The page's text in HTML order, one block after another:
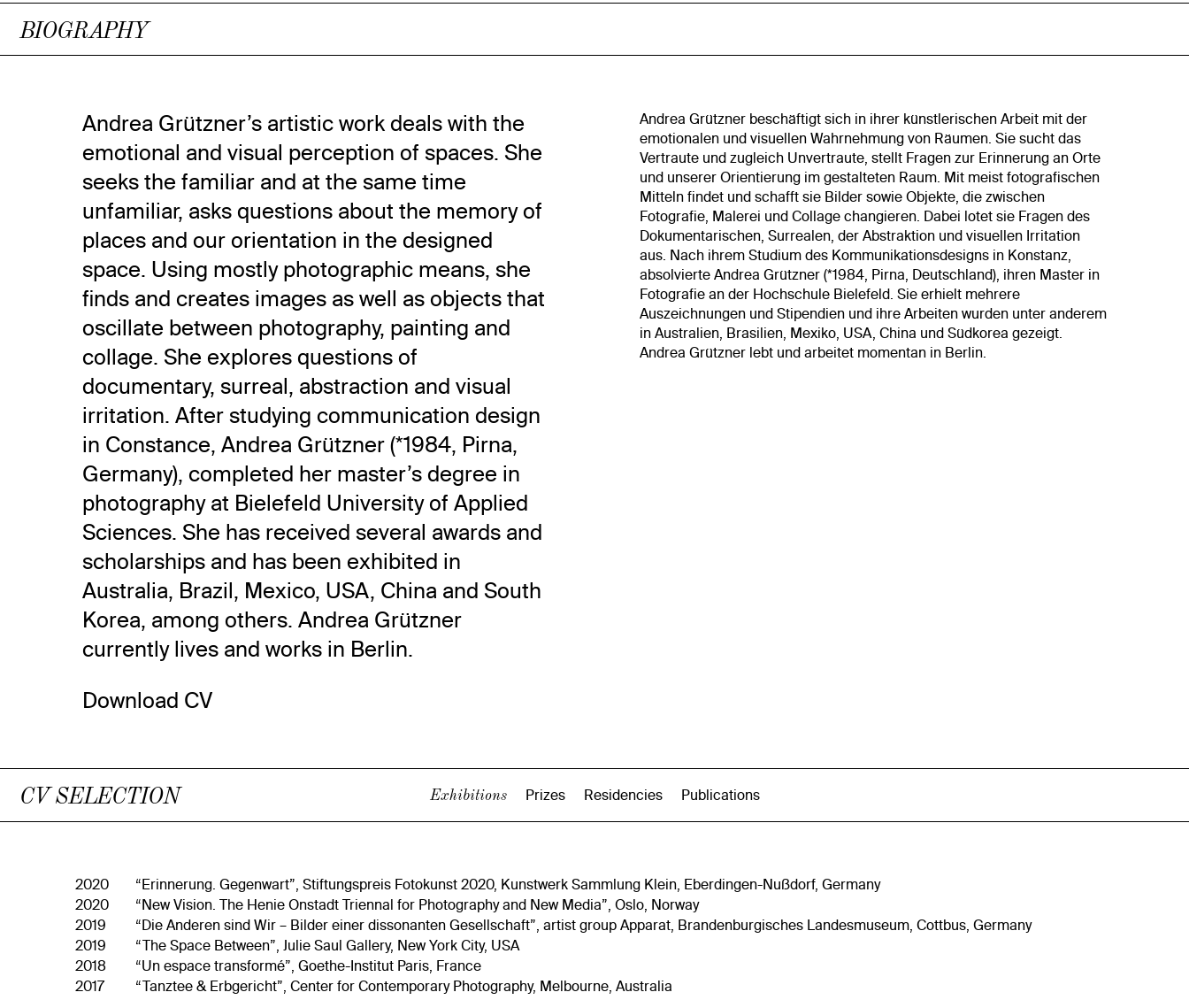
BIOGRAPHY
Andrea Grützner’s artistic work deals with the
emotional and visual perception of spaces. She
seeks the familiar and at the same time
unfamiliar, asks questions about the memory of
places and our orientation in the designed
space. Using mostly photographic means, she
finds and creates images as well as objects that
oscillate between photography, painting and
collage. She explores questions of
documentary, surreal, abstraction and visual
irritation. After studying communication design
in Constance, Andrea Grützner (*1984, Pirna,
Germany), completed her master’s degree in
photography at Bielefeld University of Applied
Sciences. She has received several awards and
scholarships and has been exhibited in
Australia, Brazil, Mexico, USA, China and South
Korea, among others. Andrea Grützner
currently lives and works in Berlin.
Download CV
Andrea Grützner beschäftigt sich in ihrer künstlerischen Arbeit mit der
emotionalen und visuellen Wahrnehmung von Räumen. Sie sucht das
Vertraute und zugleich Unvertraute, stellt Fragen zur Erinnerung an Orte
und unserer Orientierung im gestalteten Raum. Mit meist fotografischen
Mitteln findet und schafft sie Bilder sowie Objekte, die zwischen
Fotografie, Malerei und Collage changieren. Dabei lotet sie Fragen des
Dokumentarischen, Surrealen, der Abstraktion und visuellen Irritation
aus. Nach ihrem Studium des Kommunikationsdesigns in Konstanz,
absolvierte Andrea Grützner (*1984, Pirna, Deutschland), ihren Master in
Fotografie an der Hochschule Bielefeld. Sie erhielt mehrere
Auszeichnungen und Stipendien und ihre Arbeiten wurden unter anderem
in Australien, Brasilien, Mexiko, USA, China und Südkorea gezeigt.
Andrea Grützner lebt und arbeitet momentan in Berlin.
CV SELECTION Exhibitions Prizes Residencies Publications
2020
“Erinnerung. Gegenwart”, Stiftungspreis Fotokunst 2020, Kunstwerk Sammlung Klein, Eberdingen-Nußdorf, Germany
2020
“New Vision. The Henie Onstadt Triennal for Photography and New Media”, Oslo, Norway
2019
“Die Anderen sind Wir – Bilder einer dissonanten Gesellschaft”, artist group Apparat, Brandenburgisches Landesmuseum, Cottbus, Germany
2019
“The Space Between”, Julie Saul Gallery, New York City, USA
2018
“Un espace transformé”, Goethe-Institut Paris, France
2017
“Tanztee & Erbgericht”, Center for Contemporary Photography, Melbourne, Australia